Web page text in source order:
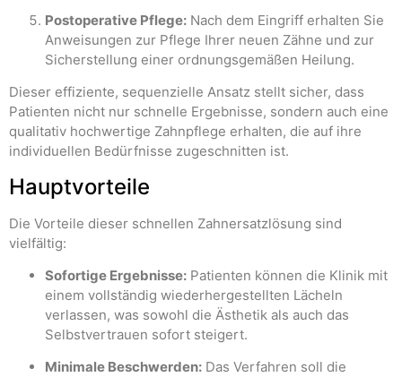
Postoperative Pflege: Nach dem Eingriff erhalten Sie
Anweisungen zur Pflege Ihrer neuen Zähne und zur
Sicherstellung einer ordnungsgemäßen Heilung.
Dieser effiziente, sequenzielle Ansatz stellt sicher, dass
Patienten nicht nur schnelle Ergebnisse, sondern auch eine
qualitativ hochwertige Zahnpflege erhalten, die auf ihre
individuellen Bedürfnisse zugeschnitten ist.
Hauptvorteile
Die Vorteile dieser schnellen Zahnersatzlösung sind
vielfältig:
Sofortige Ergebnisse: Patienten können die Klinik mit
einem vollständig wiederhergestellten Lächeln
verlassen, was sowohl die Ästhetik als auch das
Selbstvertrauen sofort steigert.
Minimale Beschwerden: Das Verfahren soll die